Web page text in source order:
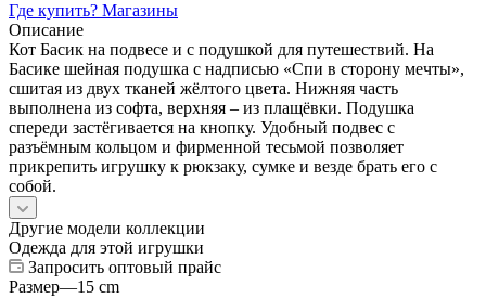
Где купить? Магазины
Описание
Кот Басик на подвесе и с подушкой для путешествий. На
Басике шейная подушка с надписью «Спи в сторону мечты»,
сшитая из двух тканей жёлтого цвета. Нижняя часть
выполнена из софта, верхняя – из плащёвки. Подушка
спереди застёгивается на кнопку. Удобный подвес с
разъёмным кольцом и фирменной тесьмой позволяет
прикрепить игрушку к рюкзаку, сумке и везде брать его с
собой.
Другие модели коллекции
Одежда для этой игрушки
Запросить оптовый прайс
Размер—15 cm